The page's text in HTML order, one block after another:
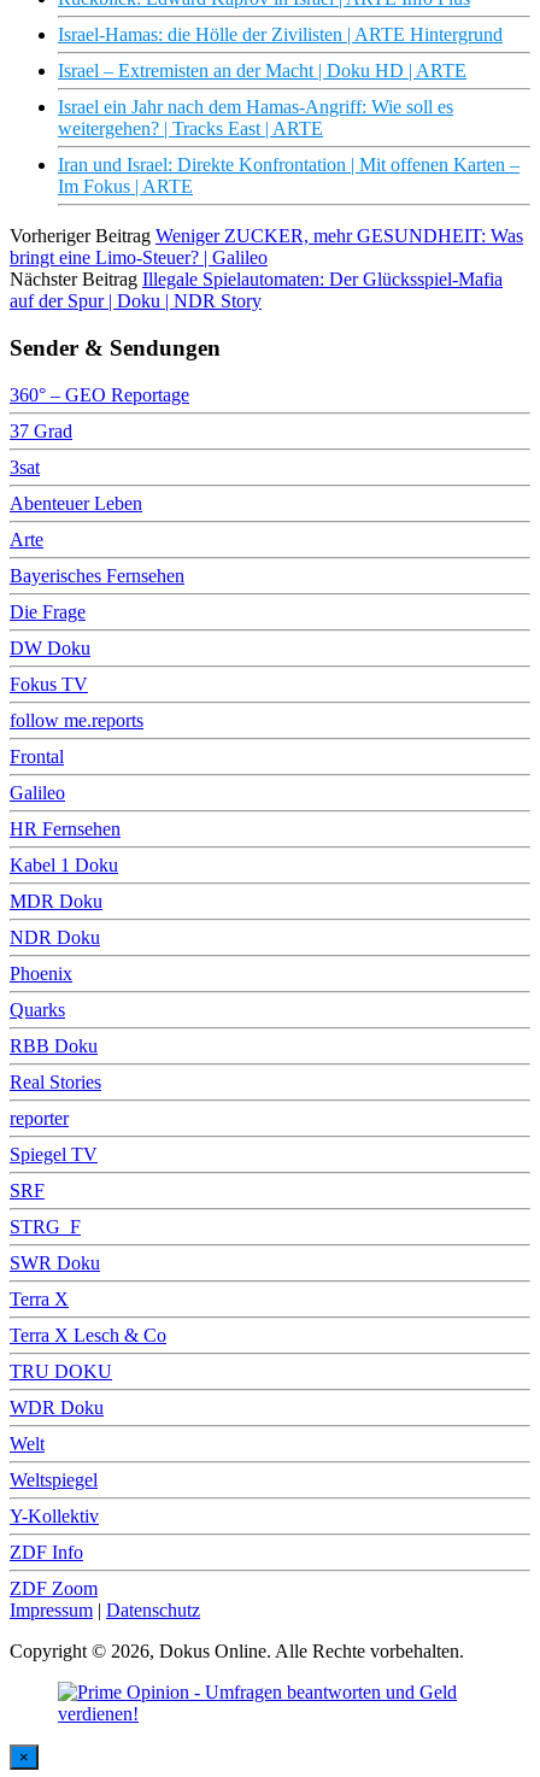
Israel-Hamas: die Hölle der Zivilisten | ARTE Hintergrund
Israel – Extremisten an der Macht | Doku HD | ARTE
Israel ein Jahr nach dem Hamas-Angriff: Wie soll es
weitergehen? | Tracks East | ARTE
Iran und Israel: Direkte Konfrontation | Mit offenen Karten –
Im Fokus | ARTE
Vorheriger Beitrag Weniger ZUCKER, mehr GESUNDHEIT: Was
bringt eine Limo-Steuer? | Galileo
Nächster Beitrag Illegale Spielautomaten: Der Glücksspiel-Mafia
auf der Spur | Doku | NDR Story
Sender & Sendungen
360° – GEO Reportage
37 Grad
3sat
Abenteuer Leben
Arte
Bayerisches Fernsehen
Die Frage
DW Doku
Fokus TV
follow me.reports
Frontal
Galileo
HR Fernsehen
Kabel 1 Doku
MDR Doku
NDR Doku
Phoenix
Quarks
RBB Doku
Real Stories
reporter
Spiegel TV
SRF
STRG_F
SWR Doku
Terra X
Terra X Lesch & Co
TRU DOKU
WDR Doku
Welt
Weltspiegel
Y-Kollektiv
ZDF Info
ZDF Zoom
Impressum | Datenschutz
Copyright © 2026, Dokus Online. Alle Rechte vorbehalten.
×